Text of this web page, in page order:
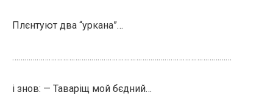
Плєнтуют два “уркана”…
………………………………………………………………………………………………
і знов: — Таваріщ мой бєдний…